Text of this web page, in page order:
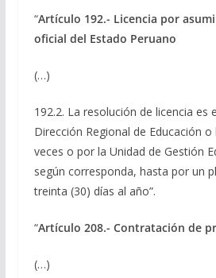
“Artículo 192.- Licencia por
oficial del Estado Peruano
(…)
192.2. La resolución de licencia es
Dirección Regional de Educación o
veces o por la Unidad de Gestión
según corresponda, hasta por un
treinta (30) días al año”.
“Artículo 208.- Contratación de
(…)